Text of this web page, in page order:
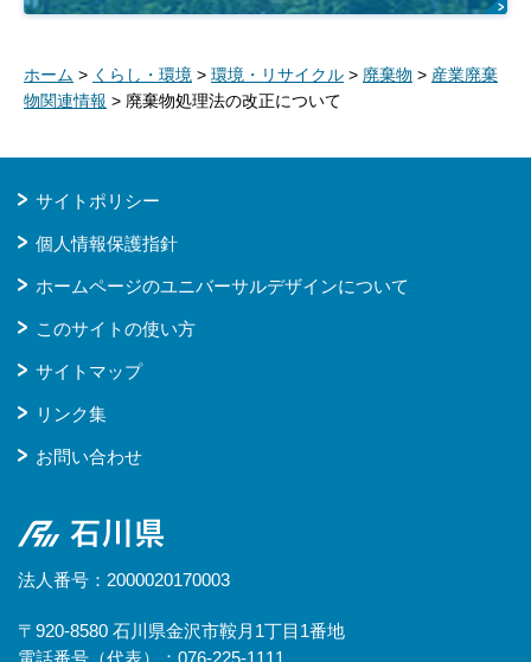
ホーム > くらし・環境 > 環境・リサイクル > 廃棄物 > 産業廃棄
物関連情報 > 廃棄物処理法の改正について
サイトポリシー
個人情報保護指針
ホームページのユニバーサルデザインについて
このサイトの使い方
サイトマップ
リンク集
お問い合わせ
石川県
法人番号：2000020170003
〒920-8580 石川県金沢市鞍月1丁目1番地